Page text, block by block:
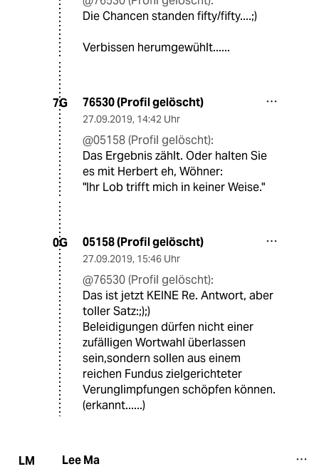
Die Chancen standen fifty/fifty....;)
Verbissen herumgewühlt......
7G 76530 (Profil gelöscht)
27.09.2019, 14:42 Uhr
@05158 (Profil gelöscht):
Das Ergebnis zählt. Oder halten Sie
es mit Herbert eh, Wöhner:
"Ihr Lob trifft mich in keiner Weise."
0G 05158 (Profil gelöscht)
27.09.2019, 15:46 Uhr
@76530 (Profil gelöscht):
Das ist jetzt KEINE Re. Antwort, aber
toller Satz:;);)
Beleidigungen dürfen nicht einer
zufälligen Wortwahl überlassen
sein,sondern sollen aus einem
reichen Fundus zielgerichteter
Verunglimpfungen schöpfen können.
(erkannt......)
LM Lee Ma